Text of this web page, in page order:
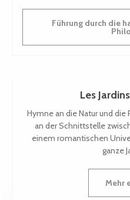
Führung durch die
Les
Hymne an die Natur und die
an der Schnittstelle
einem romantischen
ganze
Mehr